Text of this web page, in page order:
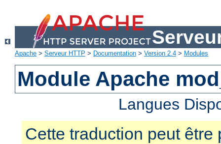
Apache > Serveur HTTP > Documentation > Version 2.4 > Modules
Module Apache
Langues
Cette traduction peut être